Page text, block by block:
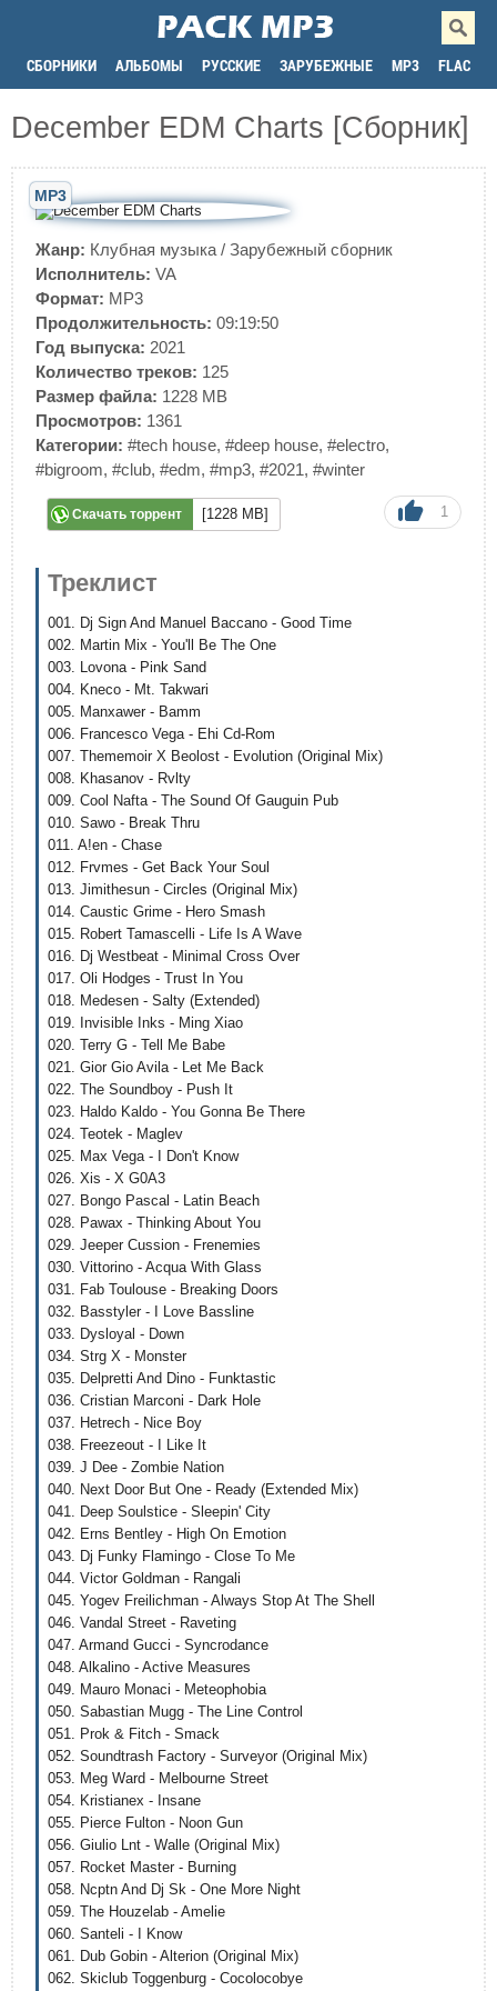
СБОРНИКИ АЛЬБОМЫ РУССКИЕ ЗАРУБЕЖНЫЕ MP3 FLAC
December EDM Charts [Сборник]
MP3
Жанр: Клубная музыка / Зарубежный сборник
Исполнитель: VA
Формат: MP3
Продолжительность: 09:19:50
Год выпуска: 2021
Количество треков: 125
Размер файла: 1228 MB
Просмотров: 1361
Категории: #tech house, #deep house, #electro,
#bigroom, #club, #edm, #mp3, #2021, #winter
Скачать торрент [1228 MB] 1
Треклист
001. Dj Sign And Manuel Baccano - Good Time
002. Martin Mix - You'll Be The One
003. Lovona - Pink Sand
004. Kneco - Mt. Takwari
005. Manxawer - Bamm
006. Francesco Vega - Ehi Cd-Rom
007. Thememoir X Beolost - Evolution (Original Mix)
008. Khasanov - Rvlty
009. Cool Nafta - The Sound Of Gauguin Pub
010. Sawo - Break Thru
011. A!en - Chase
012. Frvmes - Get Back Your Soul
013. Jimithesun - Circles (Original Mix)
014. Caustic Grime - Hero Smash
015. Robert Tamascelli - Life Is A Wave
016. Dj Westbeat - Minimal Cross Over
017. Oli Hodges - Trust In You
018. Medesen - Salty (Extended)
019. Invisible Inks - Ming Xiao
020. Terry G - Tell Me Babe
021. Gior Gio Avila - Let Me Back
022. The Soundboy - Push It
023. Haldo Kaldo - You Gonna Be There
024. Teotek - Maglev
025. Max Vega - I Don't Know
026. Xis - X G0A3
027. Bongo Pascal - Latin Beach
028. Pawax - Thinking About You
029. Jeeper Cussion - Frenemies
030. Vittorino - Acqua With Glass
031. Fab Toulouse - Breaking Doors
032. Basstyler - I Love Bassline
033. Dysloyal - Down
034. Strg X - Monster
035. Delpretti And Dino - Funktastic
036. Cristian Marconi - Dark Hole
037. Hetrech - Nice Boy
038. Freezeout - I Like It
039. J Dee - Zombie Nation
040. Next Door But One - Ready (Extended Mix)
041. Deep Soulstice - Sleepin' City
042. Erns Bentley - High On Emotion
043. Dj Funky Flamingo - Close To Me
044. Victor Goldman - Rangali
045. Yogev Freilichman - Always Stop At The Shell
046. Vandal Street - Raveting
047. Armand Gucci - Syncrodance
048. Alkalino - Active Measures
049. Mauro Monaci - Meteophobia
050. Sabastian Mugg - The Line Control
051. Prok & Fitch - Smack
052. Soundtrash Factory - Surveyor (Original Mix)
053. Meg Ward - Melbourne Street
054. Kristianex - Insane
055. Pierce Fulton - Noon Gun
056. Giulio Lnt - Walle (Original Mix)
057. Rocket Master - Burning
058. Ncptn And Dj Sk - One More Night
059. The Houzelab - Amelie
060. Santeli - I Know
061. Dub Gobin - Alterion (Original Mix)
062. Skiclub Toggenburg - Cocolocobye